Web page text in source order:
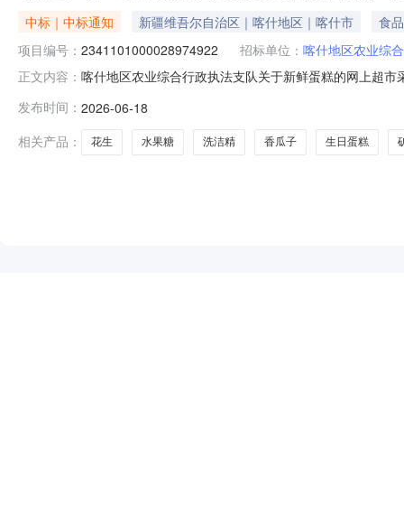
中标｜中标通知 新疆维吾尔自治区｜喀什地区｜喀什市
食
项目编号： 2341101000028974922 招标单位： 喀什地区农业综
正文内容： 喀什地区农业综合行政执法支队关于新鲜蛋糕的网上超
采购计划金额（元）:项目所在行政区划编码:653199项
发布时间： 2026-06-18
相关产品：
花生 水果糖 洗洁精 香瓜子 生日蛋糕